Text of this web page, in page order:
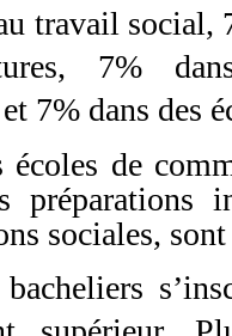
travail social,
7%
7% dans des
de
préparations
sociales,